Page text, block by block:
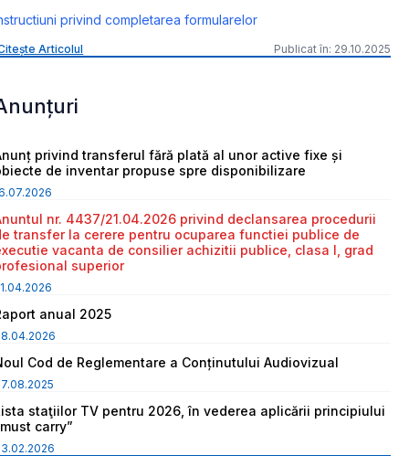
privind completarea formularelor
Articolul Publicat în: 29.10.2025
privind transferul fără plată al unor active fixe și
de inventar propuse spre disponibilizare
nr. 4437/21.04.2026 privind declansarea procedurii
transfer la cerere pentru ocuparea functiei publice de
vacanta de consilier achizitii publice, clasa I, grad
superior
anual 2025
Cod de Reglementare a Conținutului Audiovizual
staţiilor TV pentru 2026, în vederea aplicării principiului
carry”